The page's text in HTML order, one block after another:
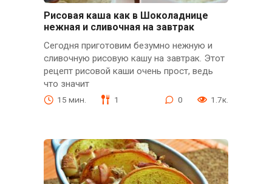
Рисовая каша как в Шоколаднице
нежная и сливочная на завтрак
Сегодня приготовим безумно нежную и
сливочную рисовую кашу на завтрак. Этот
рецепт рисовой каши очень прост, ведь
что значит
15 мин. 1 0 1.7к.